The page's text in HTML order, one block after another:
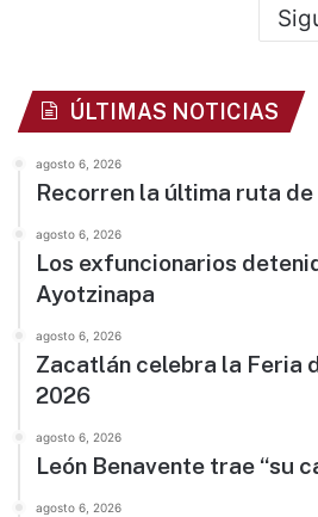
ÚLTIMAS NOTICIAS
agosto 6, 2026
Recorren la última ruta
agosto 6, 2026
Los exfuncionarios
Ayotzinapa
agosto 6, 2026
Zacatlán celebra la Feria
2026
agosto 6, 2026
León Benavente trae “su
agosto 6, 2026